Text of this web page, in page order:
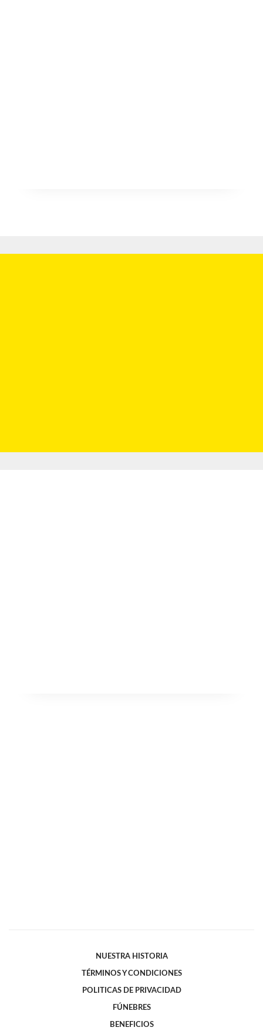
NUESTRA HISTORIA
TÉRMINOS Y CONDICIONES
POLITICAS DE PRIVACIDAD
FÚNEBRES
BENEFICIOS